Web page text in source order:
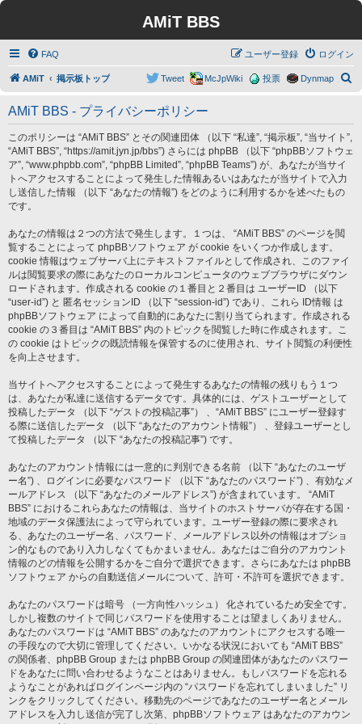
AMiT BBS
FAQ ログイン
ユーザー登録
AMiT 掲示板トップ Dynmap
投票
McJpWiki
Tweet
AMiT BBS - プライバシーポリシー
このポリシーは “AMiT BBS” とその関連団体 （以下 “私達”, “掲示板”, “当サイト”,
“AMiT BBS”, “https://amit.jyn.jp/bbs”) さらには phpBB （以下 “phpBBソフトウェ
ア”, “www.phpbb.com”, “phpBB Limited”, “phpBB Teams”) が、あなたが当サイ
トへアクセスすることによって発生した情報あるいはあなたが当サイトで入力
し送信した情報 （以下 “あなたの情報”) をどのように利用するかを述べたもの
です。
あなたの情報は２つの方法で発生します。１つは、 “AMiT BBS” のページを閲
覧することによって phpBBソフトウェア が cookie をいくつか作成します。
cookie 情報はウェブサーバ上にテキストファイルとして作成され、このファイ
ルは閲覧要求の際にあなたのローカルコンピュータのウェブブラウザにダウン
ロードされます。作成される cookie の１番目と２番目は ユーザーID （以下
“user-id”) と 匿名セッションID （以下 “session-id”) であり、これら ID情報 は
phpBBソフトウェア によって自動的にあなたに割り当てられます。作成される
cookie の３番目は “AMiT BBS” 内のトピックを閲覧した時に作成されます。こ
の cookie はトピックの既読情報を保管するのに使用され、サイト閲覧の利便性
を向上させます。
当サイトへアクセスすることによって発生するあなたの情報の残りもう１つ
は、あなたが私達に送信するデータです。具体的には、ゲストユーザーとして
投稿したデータ （以下 “ゲストの投稿記事”） 、“AMiT BBS” にユーザー登録す
る際に送信したデータ （以下 “あなたのアカウント情報”） 、登録ユーザーとし
て投稿したデータ （以下 “あなたの投稿記事”) です。
あなたのアカウント情報には一意的に判別できる名前 （以下 “あなたのユーザ
ー名”) 、ログインに必要なパスワード （以下 “あなたのパスワード”) 、有効なメ
ールアドレス （以下 “あなたのメールアドレス”) が含まれています。 “AMiT
BBS” におけるこれらあなたの情報は、当サイトのホストサーバが存在する国・
地域のデータ保護法によって守られています。ユーザー登録の際に要求され
る、あなたのユーザー名、パスワード、メールアドレス以外の情報はオプショ
ン的なものであり入力しなくてもかまいません。あなたはご自分のアカウント
情報のどの情報を公開するかをご自分で選択できます。さらにあなたは phpBB
ソフトウェア からの自動送信メールについて、許可・不許可を選択できます。
あなたのパスワードは暗号 （一方向性ハッシュ） 化されているため安全です。
しかし複数のサイトで同じパスワードを使用することは望ましくありません。
あなたのパスワードは “AMiT BBS” のあなたのアカウントにアクセスする唯一
の手段なので大切に管理してください。いかなる状況においても “AMiT BBS”
の関係者、phpBB Group または phpBB Group の関連団体があなたのパスワー
ドをあなたに問い合わせるようなことはありません。もしパスワードを忘れる
ようなことがあればログインページ内の “パスワードを忘れてしまいました” リ
ンクをクリックしてください。移動先のページであなたのユーザー名とメール
アドレスを入力し送信が完了し次第、phpBBソフトウェア はあなたのアカウン